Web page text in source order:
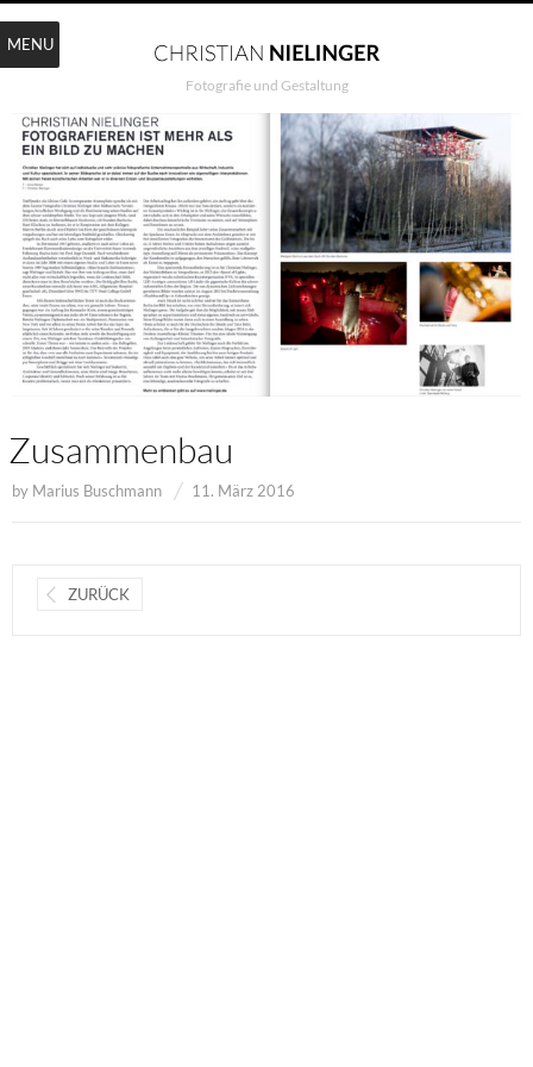
Fotografie und Gestaltung
Zusammenbau
by Marius Buschmann 11. März 2016
ZURÜCK
MENU